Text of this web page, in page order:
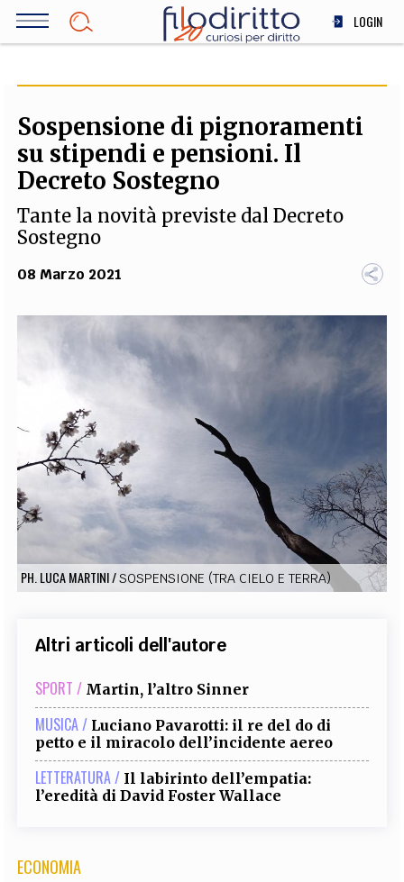
Salta
LOGIN
SOCIETÀ
MEDICINA
SCIENZA
STORIA E FILOSOFIA
INNOVAZIONE
TEAM
FILODIRITTO REDAZIONE COMITATO SCIENTIFICO AUTORI
COLLABORA CON NOI
EXTRA
CODICI RUBRICHE LIBRI PROCEEDINGS CONTATTI
SOCIAL MEDIA
Sospensione di pignoramenti
su stipendi e pensioni. Il
Decreto Sostegno
Tante la novità previste dal Decreto
Sostegno
08 Marzo 2021
PH. LUCA MARTINI/SOSPENSIONE (TRA CIELO E TERRA)
Altri articoli dell'autore
SPORT / Martin, l’altro Sinner
MUSICA / Luciano Pavarotti: il re del do di
petto e il miracolo dell’incidente aereo
LETTERATURA / Il labirinto dell’empatia:
l’eredità di David Foster Wallace
ECONOMIA